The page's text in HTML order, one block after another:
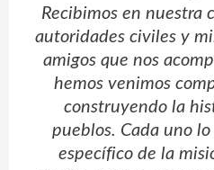
Recibimos en nuestra
autoridades civiles y
amigos que nos
hemos venimos
construyendo la
pueblos. Cada uno
específico de la